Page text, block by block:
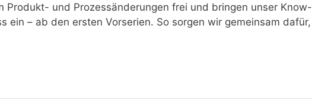
Produkt- und Prozessänderungen frei und bringen unser Know-
ein – ab den ersten Vorserien. So sorgen wir gemeinsam dafür,